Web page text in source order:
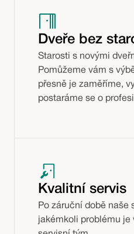
Dveře bez
Starosti s novými
Pomůžeme vám s
přesně je zaměříme,
postaráme se o
Kvalitní servis
Po záruční době naše
jakémkoli problému je